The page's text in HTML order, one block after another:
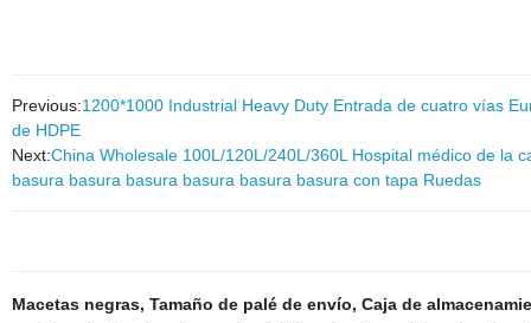
Previous:1200*1000 Industrial Heavy Duty Entrada de cuatro vías
de HDPE
Next:China Wholesale 100L/120L/240L/360L Hospital médico de la
basura basura basura basura basura basura con tapa Ruedas
Macetas negras, Tamaño de palé de envío, Caja de